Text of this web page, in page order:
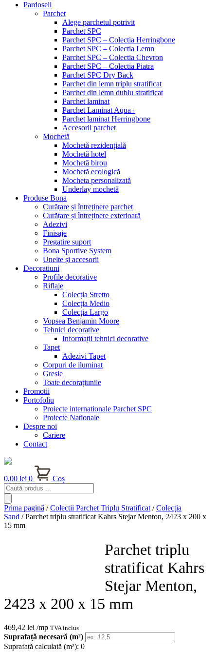
Pardoseli
Parchet
Alege parchetul potrivit
Parchet SPC
Parchet SPC – Colectia Herringbone
Parchet SPC – Colectia Lemn
Parchet SPC – Colectia Chevron
Parchet SPC – Colectia Piatra
Parchet SPC Dry Back
Parchet din lemn triplu stratificat
Parchet din lemn dublu stratificat
Parchet laminat
Parchet Laminat Aqua+
Parchet laminat Herringbone
Accesorii parchet
Mochetă
Mochetă rezidențială
Mochetă hotel
Mochetă birou
Mochetă ecologică
Mocheta personalizată
Underlay mochetă
Produse Bona
Curățare și întreținere parchet
Curățare și întreținere exterioară
Adezivi
Finisaje
Pregatire suport
Bona Sportive System
Unelte și accesorii
Decoratiuni
Profile decorative
Riflaje
Colecția Stretto
Colecția Medio
Colecția Largo
Vopsea Benjamin Moore
Tehnici decorative
Informații tehnici decorative
Tapet
Adezivi Tapet
Corpuri de iluminat
Gresie
Toate decorațiunile
Promotii
Portofoliu
Proiecte internationale Parchet SPC
Proiecte Nationale
Despre noi
Cariere
Contact
0,00 lei 0
Coș
Products
search
Prima pagină /Colectii Parchet Triplu Stratificat/Colecția
Sand / Parchet triplu stratificat Kahrs Stejar Menton, 2423 x 200 x
15 mm
Parchet triplu
stratificat Kahrs
Stejar Menton,
2423 x 200 x 15 mm
469,42 lei /mp TVA inclus
Suprafață necesară (m²)
Suprafață calculată (m²): 0